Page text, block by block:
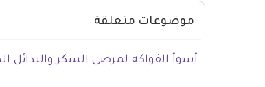
موضوعات متعلقة
أسوأ الفواكه لمرضى السكر والبدائل